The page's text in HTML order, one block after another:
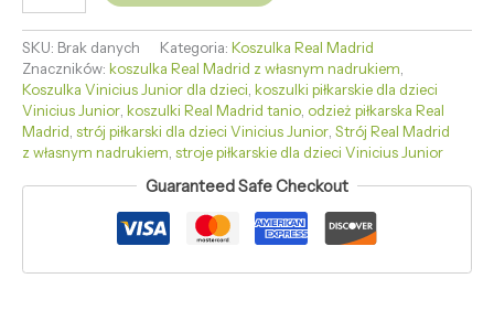
SKU: Brak danych Kategoria: Koszulka Real Madrid
Znaczników: koszulka Real Madrid z własnym nadrukiem,
Koszulka Vinicius Junior dla dzieci, koszulki piłkarskie dla dzieci
Vinicius Junior, koszulki Real Madrid tanio, odzież piłkarska Real
Madrid, strój piłkarski dla dzieci Vinicius Junior, Strój Real Madrid
z własnym nadrukiem, stroje piłkarskie dla dzieci Vinicius Junior
Guaranteed Safe Checkout